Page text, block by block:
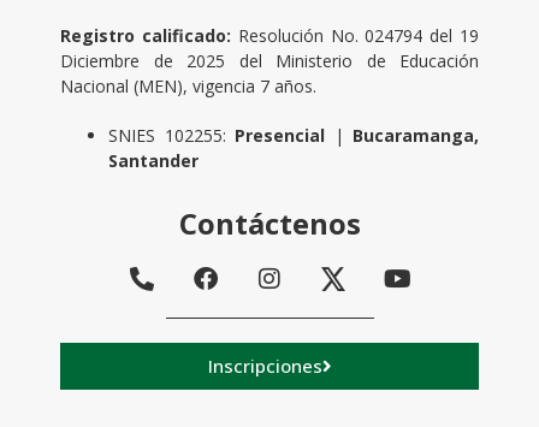
Registro calificado: Resolución No. 024794 del 19
Diciembre de 2025 del Ministerio de Educación
Nacional (MEN), vigencia 7 años.
SNIES 102255: Presencial | Bucaramanga,
Santander
Contáctenos
Inscripciones